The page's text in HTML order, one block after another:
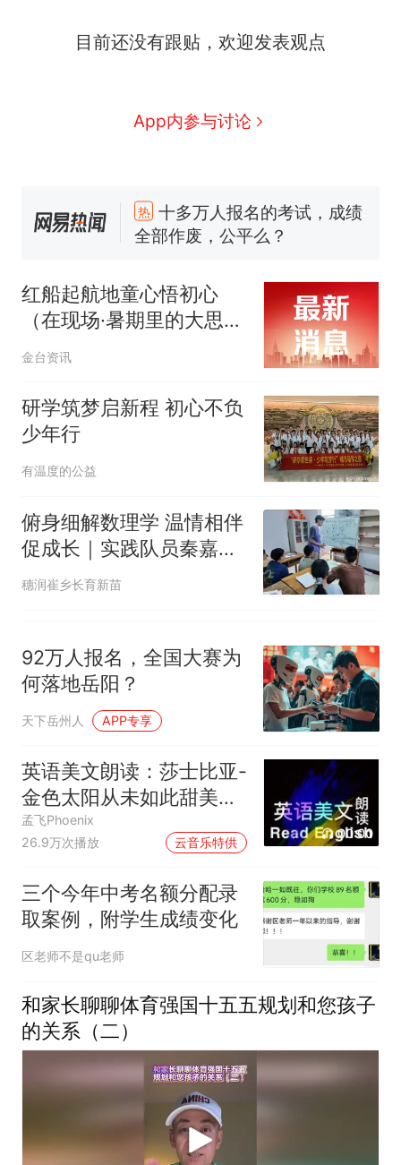
目前还没有跟贴，欢迎发表观点
App内参与讨论
热 十多万人报名的考试，成绩
全部作废，公平么？
家，刚改国名，总统就邀请中
国大使骑行绕了几乎整个国境
线一圈，还曾两次到中国寻根
搬家报价570元，搬到楼下交
5060元才肯搬上楼！女子傻眼
视频丨只要一枚命中就能让航
空调24小时开着反而更省电？
台风"白海豚"登陆 中心附近最
全部作废，公平么？
红船起航地童心悟初心
（在现场·暑期里的大思政
课）
金台资讯
研学筑梦启新程 初心不负
少年行
有温度的公益
俯身细解数理学 温情相伴
促成长｜实践队员秦嘉开
展乡村小学数学公益辅导
穗润崔乡长育新苗
92万人报名，全国大赛为
何落地岳阳？
天下岳州人 APP专享
英语美文朗读：莎士比亚-
金色太阳从未如此甜美吻
过
孟飞Phoenix
26.9万次播放
云音乐特供
00:00
三个今年中考名额分配录
取案例，附学生成绩变化
区老师不是qu老师
和家长聊聊体育强国十五五规划和您孩子
的关系（二）